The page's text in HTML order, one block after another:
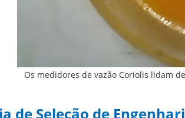
Os medidores de vazão Coriolis lidam
de Seleção de